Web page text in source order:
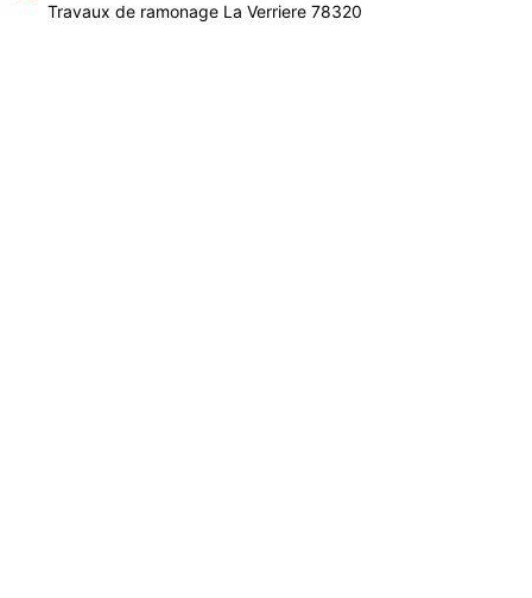
Travaux de ramonage La Verriere 78320